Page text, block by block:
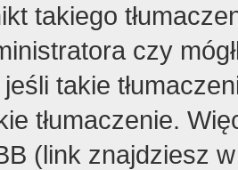
takiego
czy
takie
tłumaczenie.
(link znajdziesz